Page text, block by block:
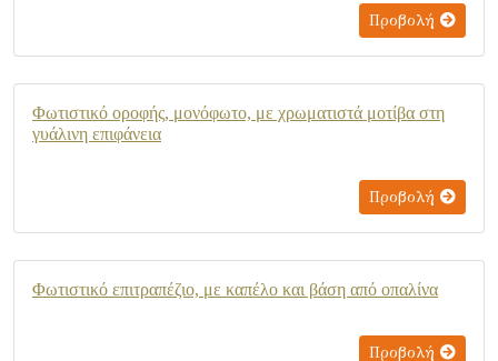
Προβολή
Φωτιστικό οροφής, μονόφωτο, με χρωματιστά μοτίβα στη
γυάλινη επιφάνεια
Προβολή
Φωτιστικό επιτραπέζιο, με καπέλο και βάση από οπαλίνα
Προβολή